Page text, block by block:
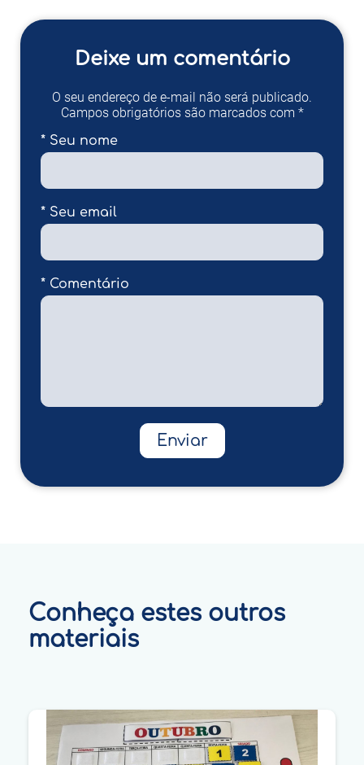
Deixe um comentário
O seu endereço de e-mail não será publicado.
Campos obrigatórios são marcados com *
* Seu nome
* Seu email
* Comentário
Enviar
Conheça estes outros
materiais